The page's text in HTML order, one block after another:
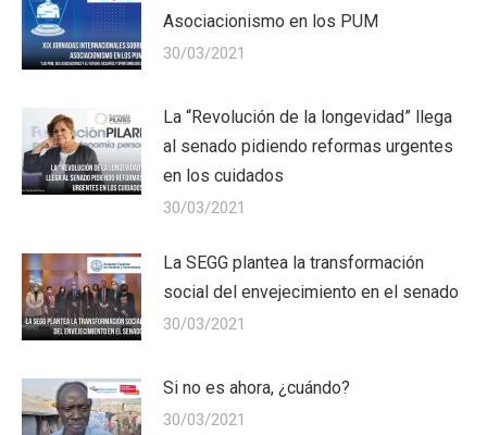
Asociacionismo en los PUM
30/03/2021
La “Revolución de la longevidad” llega
al senado pidiendo reformas urgentes
en los cuidados
30/03/2021
La SEGG plantea la transformación
social del envejecimiento en el senado
30/03/2021
Si no es ahora, ¿cuándo?
30/03/2021